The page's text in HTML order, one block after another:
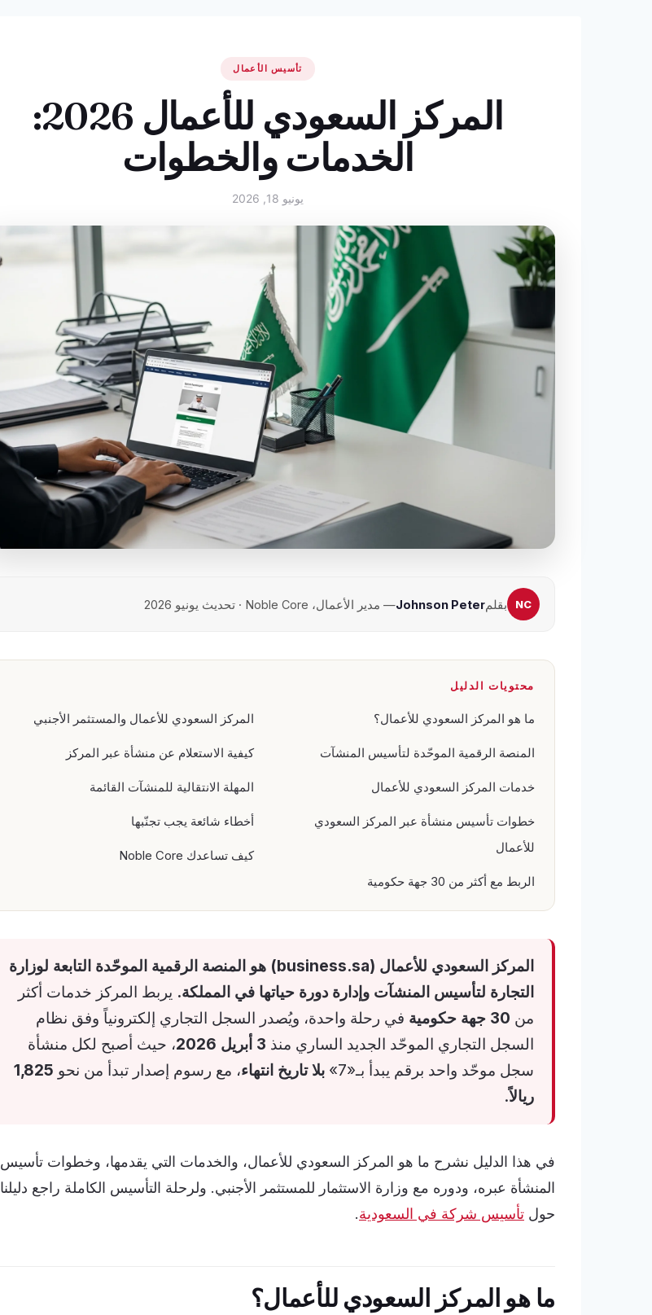
تأسيس الأعمال
المركز السعودي للأعمال 2026:
الخدمات والخطوات
يونيو 18, 2026
بقلمJohnson Peter— مدير الأعمال، Noble Core · تحديث يونيو 2026
محتويات الدليل
ما هو المركز السعودي للأعمال؟
المنصة الرقمية الموحّدة لتأسيس المنشآت
خدمات المركز السعودي للأعمال
خطوات تأسيس منشأة عبر المركز السعودي
للأعمال
الربط مع أكثر من 30 جهة حكومية
المركز السعودي للأعمال والمستثمر الأجنبي
كيفية الاستعلام عن منشأة عبر المركز
المهلة الانتقالية للمنشآت القائمة
أخطاء شائعة يجب تجنّبها
كيف تساعدك Noble Core
المركز السعودي للأعمال (business.sa) هو المنصة الرقمية الموحّدة التابعة لوزارة
التجارة لتأسيس المنشآت وإدارة دورة حياتها في المملكة. يربط المركز خدمات أكثر
من 30 جهة حكومية
في رحلة واحدة، ويُصدر السجل التجاري إلكترونياً وفق نظام
السجل التجاري الموحّد الجديد الساري منذ 3 أبريل 2026
، حيث أصبح لكل منشأة
سجل موحّد واحد برقم يبدأ بـ«7»
بلا تاريخ انتهاء، مع رسوم إصدار تبدأ من نحو 1,825
ريالاً.
في هذا الدليل نشرح ما هو المركز السعودي للأعمال، والخدمات التي يقدمها، وخطوات تأسيس
المنشأة عبره، ودوره مع وزارة الاستثمار للمستثمر الأجنبي. ولرحلة التأسيس الكاملة راجع دليلنا
حول تأسيس شركة في السعودية.
ما هو المركز السعودي للأعمال؟